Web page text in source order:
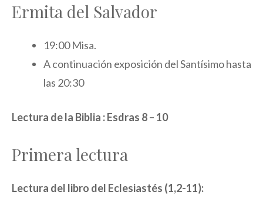
Ermita de­l Salvador
19:00 Misa.
A continuación exposición del Santísimo hasta
las 20:30
Lectura de la Biblia : Esdras 8 – 10
Primera lectura
Lectura del libro del Eclesiastés (1,2-11):